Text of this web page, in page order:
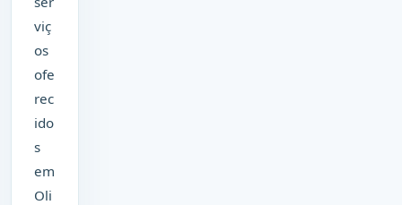
viç
os
ofe
rec
ido
s
em
Oli